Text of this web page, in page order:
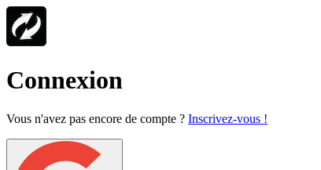
Connexion
Vous n'avez pas encore de compte ? Inscrivez-vous !